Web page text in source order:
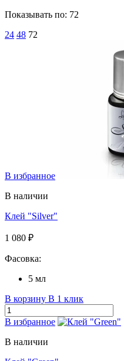
Показывать по: 72
24 48 72
В избранное
В наличии
Клей "Silver"
1 080 ₽
Фасовка:
5 мл
В корзину В 1 клик
В избранное
В наличии